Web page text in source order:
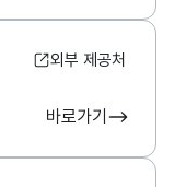
외부 제공처
바로가기